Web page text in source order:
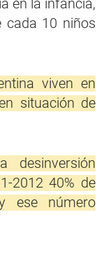
en la infancia,
cada 10 niños
viven en
situación de
desinversión
2012 40% de
ese número